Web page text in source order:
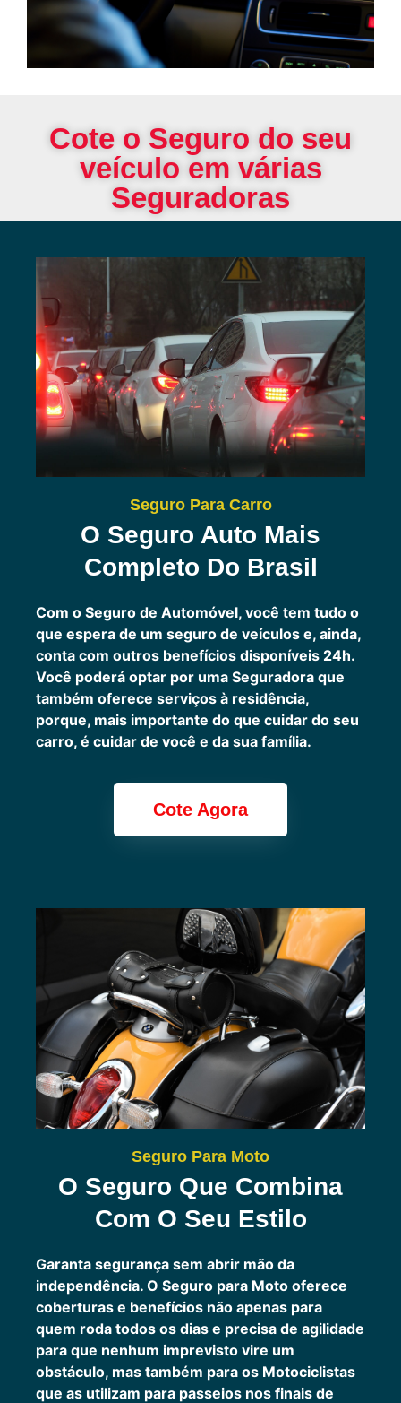
Cote o Seguro do seu
veículo em várias
Seguradoras
Seguro Para Carro
O Seguro Auto Mais
Completo Do Brasil
Com o Seguro de Automóvel, você tem tudo o
que espera de um seguro de veículos e, ainda,
conta com outros benefícios disponíveis 24h.
Você poderá optar por uma Seguradora que
também oferece serviços à residência,
porque, mais importante do que cuidar do seu
carro, é cuidar de você e da sua família.
Cote Agora
Seguro Para Moto
O Seguro Que Combina
Com O Seu Estilo
Garanta segurança sem abrir mão da
independência. O Seguro para Moto oferece
coberturas e benefícios não apenas para
quem roda todos os dias e precisa de agilidade
para que nenhum imprevisto vire um
obstáculo, mas também para os Motociclistas
que as utilizam para passeios nos finais de